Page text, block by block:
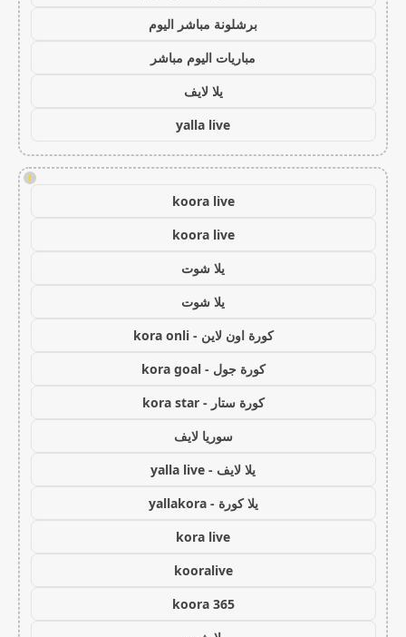
برشلونة مباشر اليوم
مباريات اليوم مباشر
يلا لايف
yalla live
!
koora live
koora live
يلا شوت
يلا شوت
كورة اون لاين - kora onli
كورة جول - kora goal
كورة ستار - kora star
سوريا لايف
يلا لايف - yalla live
يلا كورة - yallakora
kora live
kooralive
koora 365